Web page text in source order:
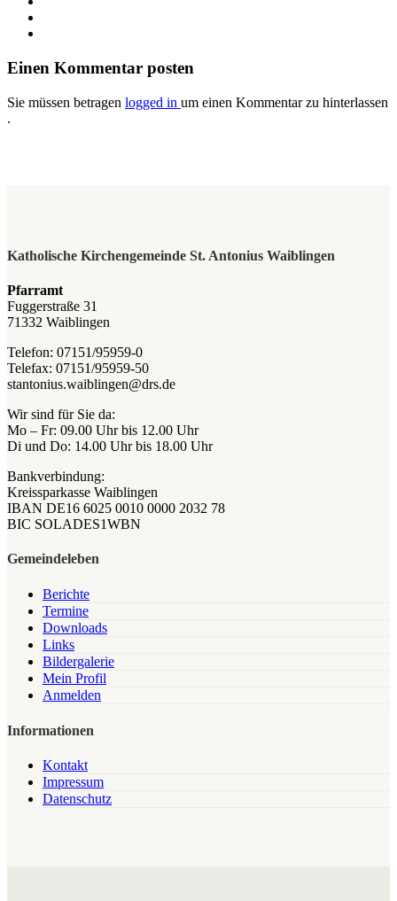
Einen Kommentar posten
Sie müssen betragen logged in um einen Kommentar zu hinterlassen
.
Katholische Kirchengemeinde St. Antonius Waiblingen
Pfarramt
Fuggerstraße 31
71332 Waiblingen
Telefon: 07151/95959-0
Telefax: 07151/95959-50
stantonius.waiblingen@drs.de
Wir sind für Sie da:
Mo – Fr: 09.00 Uhr bis 12.00 Uhr
Di und Do: 14.00 Uhr bis 18.00 Uhr
Bankverbindung:
Kreissparkasse Waiblingen
IBAN DE16 6025 0010 0000 2032 78
BIC SOLADES1WBN
Gemeindeleben
Berichte
Termine
Downloads
Links
Bildergalerie
Mein Profil
Anmelden
Informationen
Kontakt
Impressum
Datenschutz